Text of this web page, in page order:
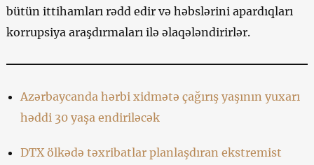
bütün ittihamları rədd edir və həbslərini apardıqları
korrupsiya araşdırmaları ilə əlaqələndirirlər.
Azərbaycanda hərbi xidmətə çağırış yaşının yuxarı
həddi 30 yaşa endiriləcək
DTX ölkədə təxribatlar planlaşdıran ekstremist